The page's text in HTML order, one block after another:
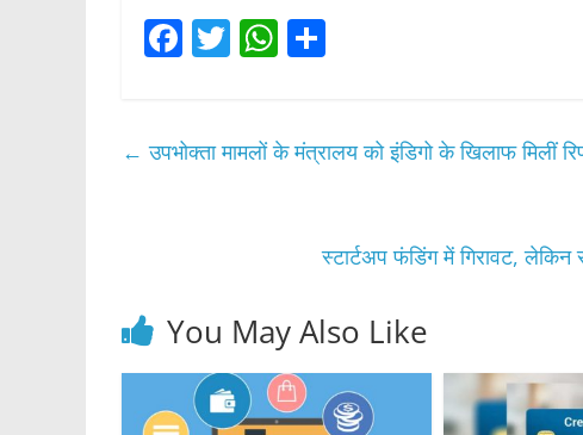
F
e
T
er
W
s e
← उपभोक्ता मामलों के मंत्रालय को इंडिगो के खिलाफ मिलीं
स्टार्टअप फंडिंग में गिरावट,
You May Also Like